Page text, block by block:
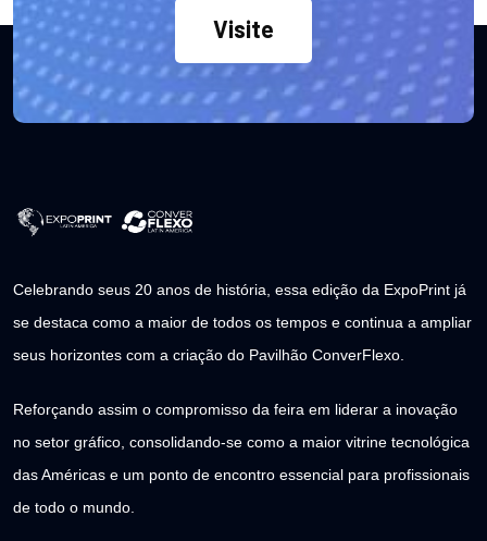
Visite
Celebrando seus 20 anos de história, essa edição da ExpoPrint já
se destaca como a maior de todos os tempos e continua a ampliar
seus horizontes com a criação do Pavilhão ConverFlexo.
Reforçando assim o compromisso da feira em liderar a inovação
no setor gráfico, consolidando-se como a maior vitrine tecnológica
das Américas e um ponto de encontro essencial para profissionais
de todo o mundo.